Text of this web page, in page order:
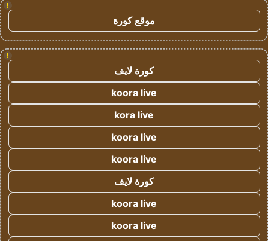
!
موقع كورة
!
كورة لايف
koora live
kora live
koora live
koora live
كورة لايف
koora live
koora live